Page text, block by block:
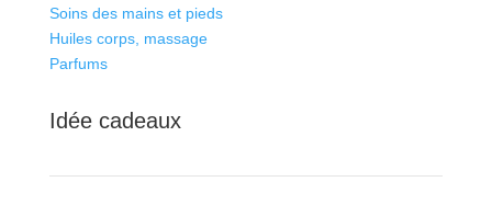
Soins des mains et pieds
Huiles corps, massage
Parfums
Idée cadeaux